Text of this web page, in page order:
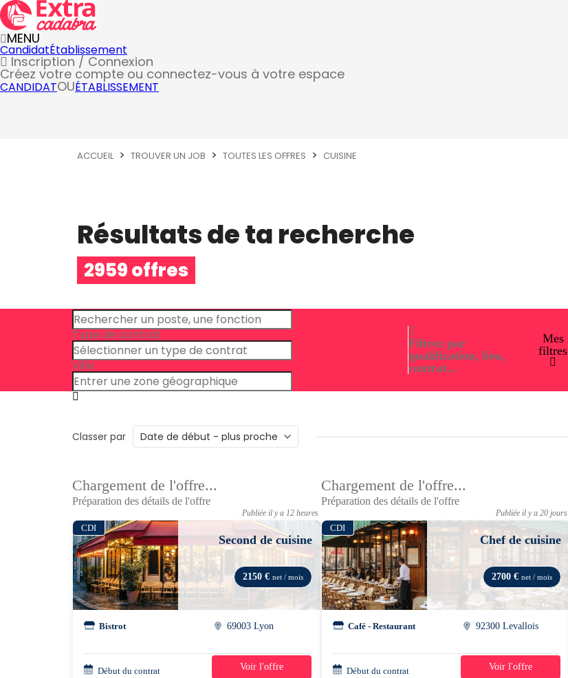
MENU
CandidatÉtablissement
Inscription / Connexion
Créez votre compte ou connectez-vous à votre espace
CANDIDATOUÉTABLISSEMENT
ACCUEIL TROUVER UN JOB TOUTES LES OFFRES CUISINE
Résultats de ta recherche
2959 offres
Type de contrat
Ville
Filtrez par
qualification, lieu,
contrat...
Mes
filtres
Classer par
Chargement de l'offre...
Préparation des détails de l'offre
Publiée il y a 12 heures
CDI
Second de cuisine
2150 € net / mois
Bistrot 69003 Lyon
Début du contrat
39h/semaine
Voir l'offre
Chargement de l'offre...
Préparation des détails de l'offre
Publiée il y a 20 jours
CDI
Chef de cuisine
2700 € net / mois
Café - Restaurant 92300 Levallois
Début du contrat
39h/semaine
Voir l'offre